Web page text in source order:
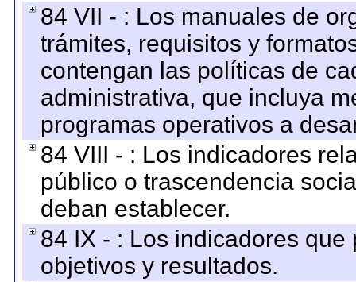
84 VII - : Los manuales de
trámites, requisitos y
contengan las políticas de
administrativa, que incluya
programas operativos a
84 VIII - : Los indicadores
público o trascendencia
deban establecer.
84 IX - : Los indicadores
objetivos y resultados.